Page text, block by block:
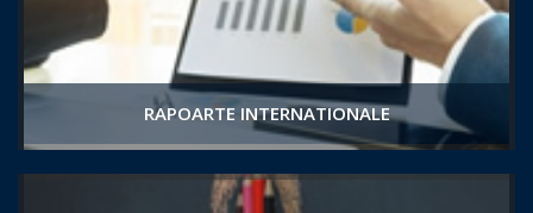
RAPOARTE INTERNATIONALE